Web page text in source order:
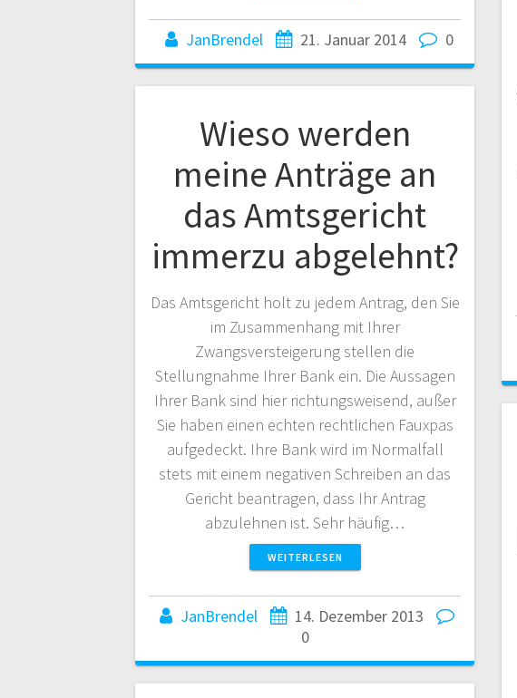
JanBrendel 21. Januar 2014 0
Wieso werden
meine Anträge an
das Amtsgericht
immerzu abgelehnt?
Das Amtsgericht holt zu jedem Antrag, den Sie
im Zusammenhang mit Ihrer
Zwangsversteigerung stellen die
Stellungnahme Ihrer Bank ein. Die Aussagen
Ihrer Bank sind hier richtungsweisend, außer
Sie haben einen echten rechtlichen Fauxpas
aufgedeckt. Ihre Bank wird im Normalfall
stets mit einem negativen Schreiben an das
Gericht beantragen, dass Ihr Antrag
abzulehnen ist. Sehr häufig…
WEITERLESEN
JanBrendel
14. Dezember 2013
0